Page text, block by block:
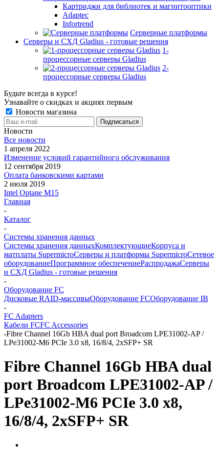
Картриджи для библиотек и магнитооптики
Adaptec
Infortrend
Серверные платформы
Серверы и СХД Gladius - готовые решения
1-
процессорные серверы Gladius
2-
процессорные серверы Gladius
Будьте всегда в курсе!
Узнавайте о скидках и акциях первым
Новости магазина
Новости
Все новости
1 апреля 2022
Изменение условий гарантийного обслуживания
12 сентября 2019
Оплата банковскими картами
2 июля 2019
Intel Optane M15
Главная
-
Каталог
-
Системы хранения данных
Системы хранения данныхКомплектующиеКорпуса и
матплаты SupermicroСерверы и платформы SupermicroСетевое
оборудованиеПрограммное обеспечениеРаспродажаСерверы
и СХД Gladius - готовые решения
-
Оборудование FC
Дисковые RAID-массивыОборудование FCОборудование IB
-
FC Adapters
Кабели FCFC Accessories
-Fibre Channel 16Gb HBA dual port Broadcom LPE31002-AP /
LPe31002-M6 PCIe 3.0 x8, 16/8/4, 2xSFP+ SR
Fibre Channel 16Gb HBA dual
port Broadcom LPE31002-AP /
LPe31002-M6 PCIe 3.0 x8,
16/8/4, 2xSFP+ SR